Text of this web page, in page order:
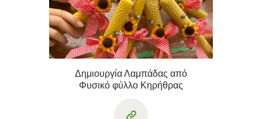
Δημιουργία Λαμπάδας από
Φυσικό φύλλο Κηρήθρας